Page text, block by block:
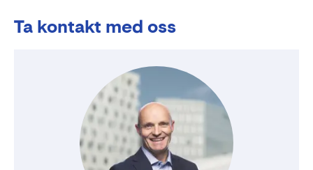
Ta kontakt med oss